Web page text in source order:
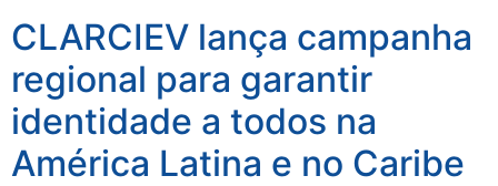
CLARCIEV lança campanha
regional para garantir
identidade a todos na
América Latina e no Caribe